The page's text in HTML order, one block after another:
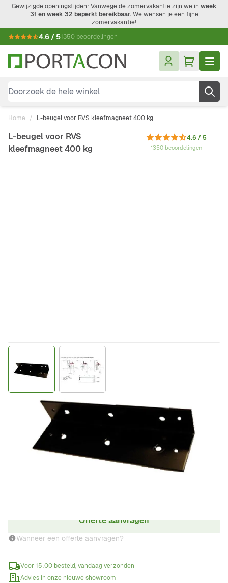
Ga naar de inhoud
Gewijzigde openingstijden: Vanwege de zomervakantie zijn we in week
31 en week 32 beperkt bereikbaar.We wensen je een fijne
zomervakantie!
4.6 / 51350 beoordelingen
Doorzoek de hele winkel
Home / L-beugel voor RVS kleefmagneet 400 kg
L-beugel voor RVS
kleefmagneet 400 kg
4.6 / 5
1350 beoordelingen
Direct leverbaar C516027 Productgroep D
Incl. BTW
€ 106,48
Offerte aanvragen
Wanneer een offerte aanvragen?
Voor 15:00 besteld, vandaag verzonden
Advies in onze nieuwe showroom